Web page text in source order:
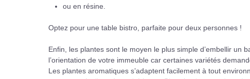
ou en résine.
Optez pour une table bistro, parfaite pour deux personnes !
Enfin, les plantes sont le moyen le plus simple d’embellir un
l’orientation de votre immeuble car certaines variétés
Les plantes aromatiques s’adaptent facilement à tout